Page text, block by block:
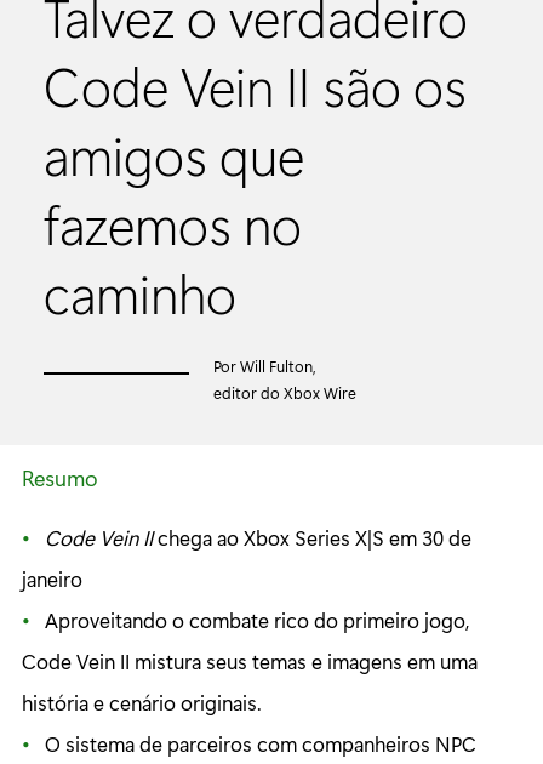
Talvez o verdadeiro
Code Vein II são os
amigos que
fazemos no
caminho
Por Will Fulton,
editor do Xbox Wire
Resumo
Code Vein IIchega ao Xbox Series X|S em 30 de
janeiro
Aproveitando o combate rico do primeiro jogo,
Code Vein II mistura seus temas e imagens em uma
história e cenário originais.
O sistema de parceiros com companheiros NPC